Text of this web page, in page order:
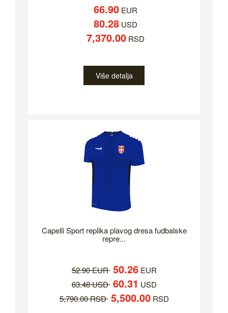
66.90EUR
80.28USD
7,370.00RSD
Više detalja
Capelli Sport replika plavog dresa fudbalske
repre...
52.90 EUR 50.26EUR
63.48 USD 60.31 USD
5,790.00 RSD 5,500.00RSD